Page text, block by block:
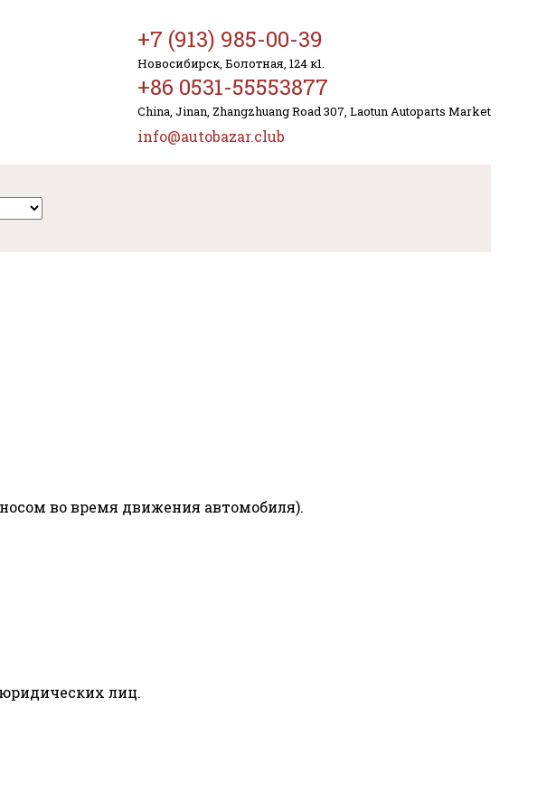
+7 (913) 985-00-39
Новосибирск, Болотная, 124 к1.
+86 0531-55553877
China, Jinan, Zhangzhuang Road 307, Laotun Autoparts Market
info@autobazar.club
во время движения автомобиля).
лиц.